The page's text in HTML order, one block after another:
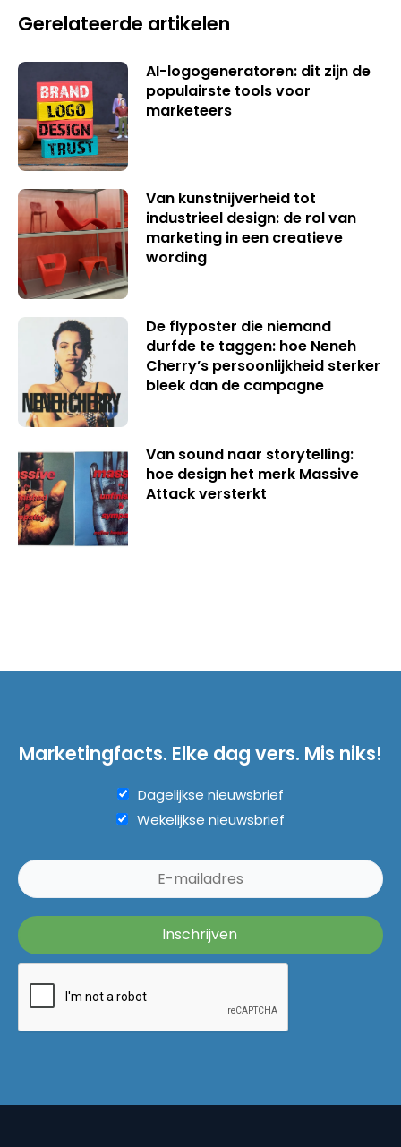
Gerelateerde artikelen
AI-logogeneratoren: dit zijn de
populairste tools voor
marketeers
Van kunstnijverheid tot
industrieel design: de rol van
marketing in een creatieve
wording
De flyposter die niemand
durfde te taggen: hoe Neneh
Cherry’s persoonlijkheid sterker
bleek dan de campagne
Van sound naar storytelling:
hoe design het merk Massive
Attack versterkt
Marketingfacts. Elke dag vers. Mis niks!
Dagelijkse nieuwsbrief
Wekelijkse nieuwsbrief